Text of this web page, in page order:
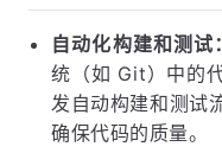
自动化构建和测试：
统（如 Git）中的
发自动构建和测试
确保代码的质量。